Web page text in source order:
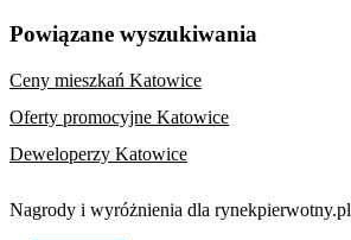
Powiązane wyszukiwania
Ceny mieszkań Katowice
Oferty promocyjne Katowice
Deweloperzy Katowice
Nagrody i wyróżnienia dla rynekpierwotny.pl